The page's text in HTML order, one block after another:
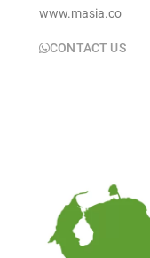
www.masia.co
CONTACT US